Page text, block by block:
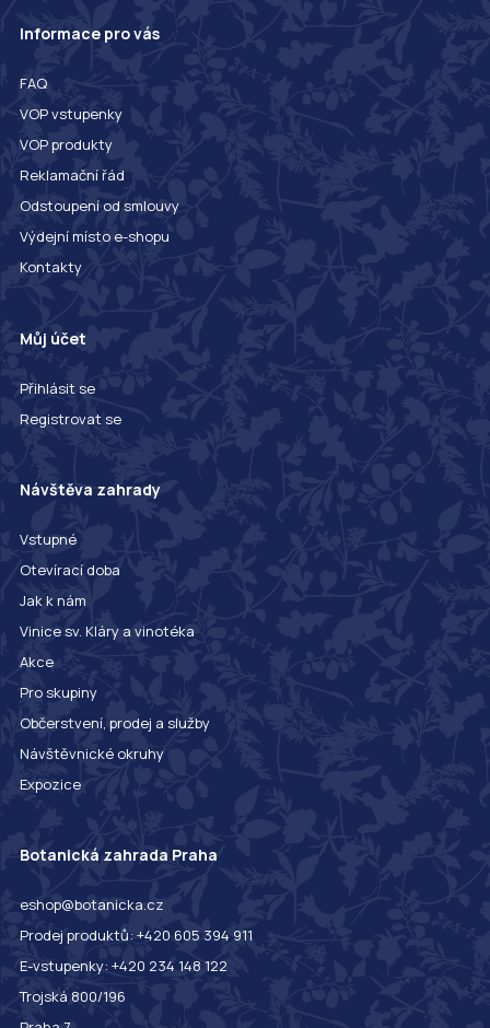
Informace pro vás
FAQ
VOP vstupenky
VOP produkty
Reklamační řád
Odstoupení od smlouvy
Výdejní místo e-shopu
Kontakty
Můj účet
Přihlásit se
Registrovat se
Návštěva zahrady
Vstupné
Otevírací doba
Jak k nám
Vinice sv. Kláry a vinotéka
Akce
Pro skupiny
Občerstvení, prodej a služby
Návštěvnické okruhy
Expozice
Botanická zahrada Praha
eshop@botanicka.cz
Prodej produktů: +420 605 394 911
E-vstupenky: +420 234 148 122
Trojská 800/196